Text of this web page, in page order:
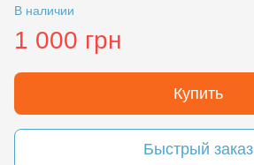
В наличии
1 000 грн
Купить
Быстрый заказ